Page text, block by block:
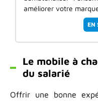
améliorer votre
EN
Le mobile à
du salarié
Offrir une bonne